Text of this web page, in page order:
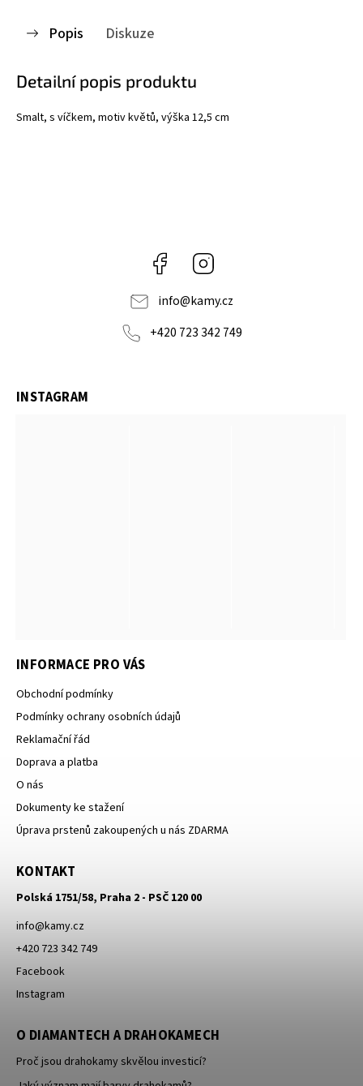
Popis Diskuze
Detailní popis produktu
Smalt, s víčkem, motiv květů, výška 12,5 cm
Facebook
info@kamy.cz
+420 723 342 749
INFORMACE PRO VÁS
Obchodní podmínky
Podmínky ochrany osobních údajů
Reklamační řád
Doprava a platba
O nás
Dokumenty ke stažení
Úprava prstenů zakoupených u nás ZDARMA
KONTAKT
Polská 1751/58, Praha 2 - PSČ 120 00
info@kamy.cz
+420 723 342 749
Facebook
Instagram
O DIAMANTECH A DRAHOKAMECH
Proč jsou drahokamy skvělou investicí?
INSTAGRAM